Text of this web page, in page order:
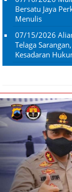
Bersatu Jaya
Menulis
07/15/2026
Telaga
Kesadaran